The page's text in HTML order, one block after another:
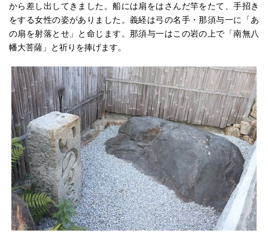
から差し出してきました。船には扇をはさんだ竿をたて、手招き
をする女性の姿がありました。義経は弓の名手・那須与一に「あ
の扇を射落とせ」と命じます。那須与一はこの岩の上で「南無八
幡大菩薩」と祈りを捧げます。